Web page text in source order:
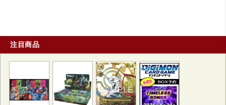
注目商品